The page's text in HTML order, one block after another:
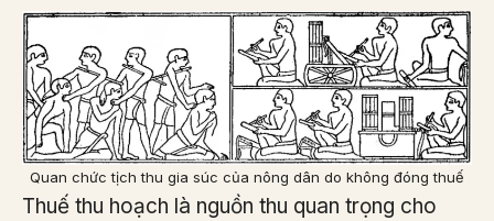
Quan chức tịch thu gia súc của nông dân do không đóng thuế
Thuế thu hoạch là nguồn thu quan trọng cho